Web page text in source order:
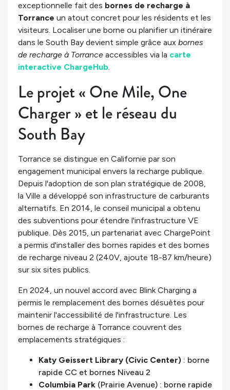
exceptionnelle fait des bornes de recharge à
Torrance un atout concret pour les résidents et les
visiteurs. Localiser une borne ou planifier un itinéraire
dans le South Bay devient simple grâce aux bornes
de recharge à Torrance accessibles via la carte
interactive ChargeHub.
Le projet « One Mile, One
Charger » et le réseau du
South Bay
Torrance se distingue en Californie par son
engagement municipal envers la recharge publique.
Depuis l'adoption de son plan stratégique de 2008,
la Ville a développé son infrastructure de carburants
alternatifs. En 2014, le conseil municipal a obtenu
des subventions pour étendre l'infrastructure VE
publique. Dès 2015, un partenariat avec ChargePoint
a permis d'installer des bornes rapides et des bornes
de recharge niveau 2 (240V, ajoute 18-87 km/heure)
sur six sites publics.
En 2024, un nouvel accord avec Blink Charging a
permis le remplacement des bornes désuètes pour
maintenir l'accessibilité de l'infrastructure. Les
bornes de recharge à Torrance couvrent des
emplacements stratégiques :
Katy Geissert Library (Civic Center) : borne
rapide CC et bornes Niveau 2
Columbia Park (Prairie Avenue) : borne rapide